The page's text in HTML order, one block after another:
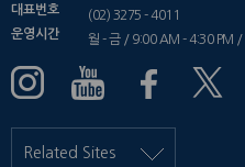
대표번호
(02) 3275 - 4011
운영시간
월 - 금 / 9:00 AM - 4:30 PM /
Related Sites